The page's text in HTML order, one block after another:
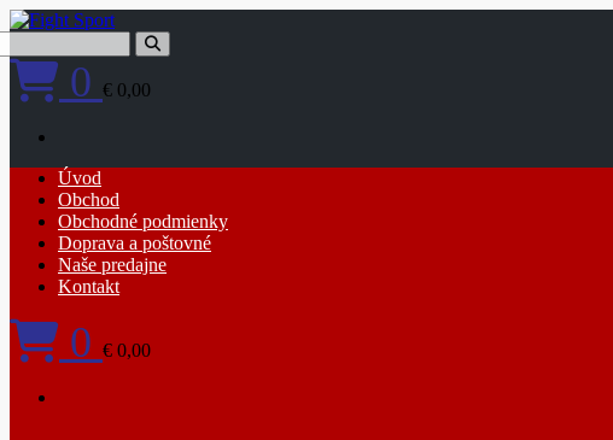
Skip
content 0 € 0,00
Primary
Menu
Úvod
Obchod
Obchodné podmienky
Doprava a poštovné
Naše predajne
Kontakt
0 € 0,00